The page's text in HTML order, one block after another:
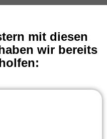
mit diesen
wir bereits